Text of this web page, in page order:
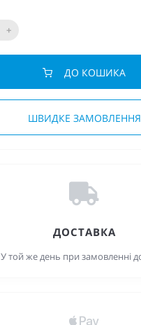
+
ДО КОШИКА
ШВИДКЕ ЗАМОВЛЕННЯ
ДОСТАВКА
У той же день при замовленні